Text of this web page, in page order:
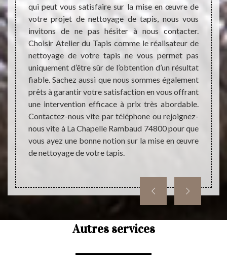
il
des
peut
Il
qui peut vous satisfaire sur la mise en œuvre de
votre projet de nettoyage de tapis, nous vous
invitons de ne pas hésiter à nous contacter.
Choisir Atelier du Tapis comme le réalisateur de
nettoyage de votre tapis ne vous permet pas
uniquement d’être sûr de l’obtention d’un résultat
fiable. Sachez aussi que nous sommes également
prêts à garantir votre satisfaction en vous offrant
une intervention efficace à prix très abordable.
Contactez-nous vite par téléphone ou rejoignez-
nous vite à La Chapelle Rambaud 74800 pour que
vous ayez une bonne notion sur la mise en œuvre
de nettoyage de votre tapis.
qui
coût
tout
Autres services